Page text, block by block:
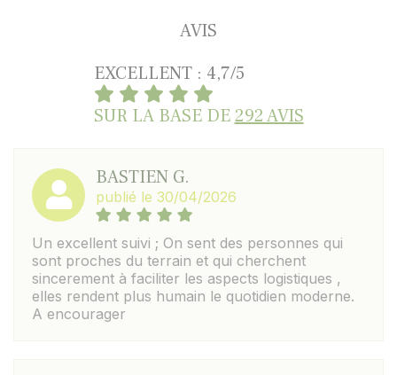
AVIS
EXCELLENT : 4,7/5
SUR LA BASE DE292 AVIS
BASTIEN G.
publié le 30/04/2026
Un excellent suivi ; On sent des personnes qui
sont proches du terrain et qui cherchent
sincerement à faciliter les aspects logistiques ,
elles rendent plus humain le quotidien moderne.
A encourager